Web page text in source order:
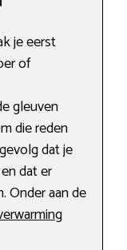
je eerst
of
gleuven
die reden
dat je
dat er
Onder aan de